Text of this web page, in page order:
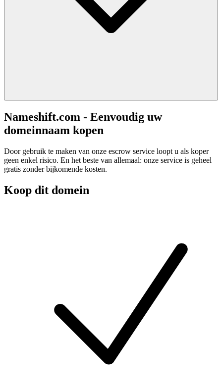
Nameshift.com - Eenvoudig uw
domeinnaam kopen
Door gebruik te maken van onze escrow service loopt u als koper
geen enkel risico. En het beste van allemaal: onze service is geheel
gratis zonder bijkomende kosten.
Koop dit domein